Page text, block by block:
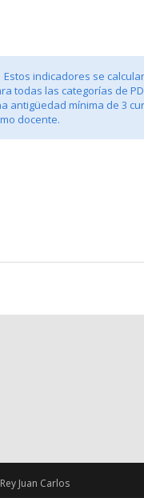
Estos indicadores se
todas las categorías de
antigüedad mínima de 3
docente.
Juan Carlos